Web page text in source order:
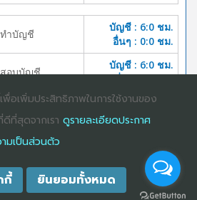
ำบัญชี
บัญชี : 6:0 ชม.
อื่นๆ : 0:0 ชม.
อบบัญชี
บัญชี : 6:0 ชม.
BROCHURE
SEMINAR AND TRAINING CO., LTDALL
REGISTRATION 0105529026680
อเพิ่มประสิทธิภาพในการใช้งานของ
ที่สุดจากเรา ดูรายละเอียดประกาศ
มเป็นส่วนตัว
กี้ ยินยอมทั้งหมด